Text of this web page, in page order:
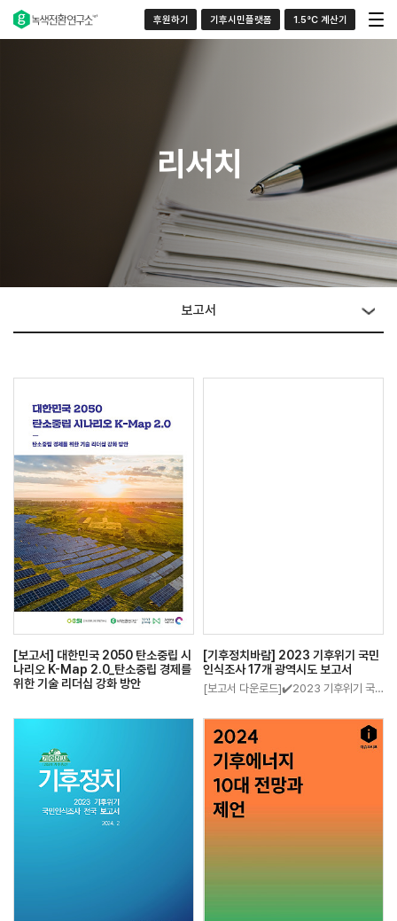
후원하기 기후시민플랫폼 1.5°C 계산기
리서치
보고서
[보고서] 대한민국 2050 탄소중립 시
나리오 K-Map 2.0_탄소중립 경제를
위한 기술 리더십 강화 방안
[기후정치바람] 2023 기후위기 국민
인식조사 17개 광역시도 보고서
[보고서 다운로드]✔️2023 기후위기 국민 인식조사 (강원)✔️2023 기후위기 국민 인…